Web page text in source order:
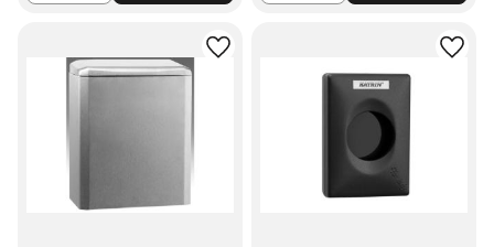
Lägg till i favoriter